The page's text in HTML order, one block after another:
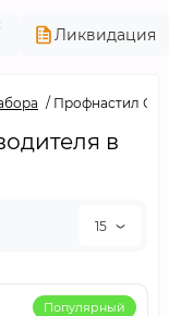
Ликвидация
Профнастил С15
в
15
Популярный